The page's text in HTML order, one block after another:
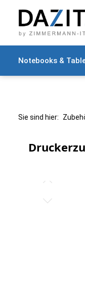
Zur
Notebooks &
Sie sind hier: